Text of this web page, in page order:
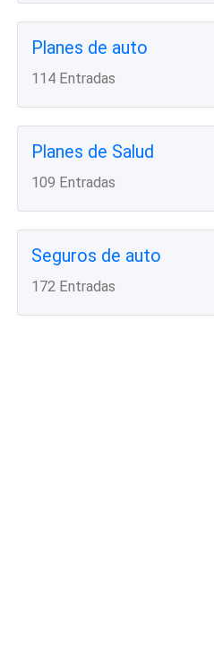
Planes de auto
114 Entradas
Planes de Salud
109 Entradas
Seguros de auto
172 Entradas